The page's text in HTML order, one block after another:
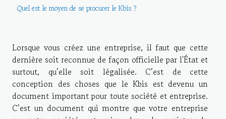
Quel est le moyen de se procurer le Kbis ?
Lorsque vous créez une entreprise, il faut que cette
dernière soit reconnue de façon officielle par l'État et
surtout, qu’elle soit légalisée. C’est de cette
conception des choses que le Kbis est devenu un
document important pour toute société et entreprise.
C’est un document qui montre que votre entreprise